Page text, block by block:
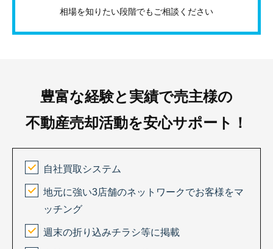
相場を知りたい段階でもご相談ください
豊富な経験と実績で売主様の
不動産売却活動を安心サポート！
自社買取システム
地元に強い3店舗のネットワークでお客様をマ
ッチング
週末の折り込みチラシ等に掲載